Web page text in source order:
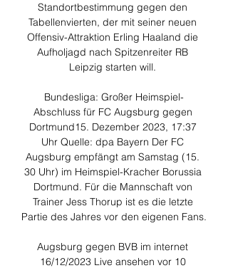
Standortbestimmung gegen den
Tabellenvierten, der mit seiner neuen
Offensiv-Attraktion Erling Haaland die
Aufholjagd nach Spitzenreiter RB
Leipzig starten will.
Bundesliga: Großer Heimspiel-
Abschluss für FC Augsburg gegen
Dortmund15. Dezember 2023, 17:37
Uhr Quelle: dpa Bayern Der FC
Augsburg empfängt am Samstag (15.
30 Uhr) im Heimspiel-Kracher Borussia
Dortmund. Für die Mannschaft von
Trainer Jess Thorup ist es die letzte
Partie des Jahres vor den eigenen Fans.
Augsburg gegen BVB im internet
16/12/2023 Live ansehen vor 10